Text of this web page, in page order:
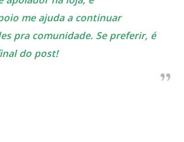
me ajuda a continuar
pra comunidade. Se preferir, é
do post!